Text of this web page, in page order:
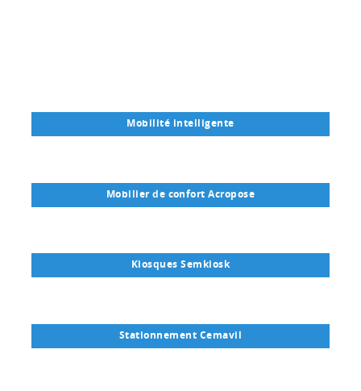
Mobilité intelligente
Mobilier de confort Acropose
Kiosques Semkiosk
Stationnement Cemavil